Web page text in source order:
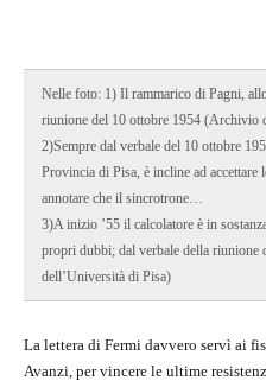
Nelle foto: 1) Il rammarico di Pagni,
riunione del 10 ottobre 1954 (Archivio
2)Sempre dal verbale del 10 ottobre
Provincia di Pisa, è incline ad accettare
annotare che il sincrotrone…
3)A inizio ’55 il calcolatore è in
propri dubbi; dal verbale della
dell’Università di Pisa)
La lettera di Fermi davvero servì ai
Avanzi, per vincere le ultime